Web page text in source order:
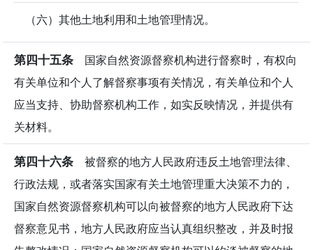
（六）其他土地利用和土地管理情况。
第四十五条 国家自然资源督察机构进行督察时，有权向
有关单位和个人了解督察事项有关情况，有关单位和个人
应当支持、协助督察机构工作，如实反映情况，并提供有
关材料。
第四十六条 被督察的地方人民政府违反土地管理法律、
行政法规，或者落实国家有关土地管理重大决策不力的，
国家自然资源督察机构可以向被督察的地方人民政府下达
督察意见书，地方人民政府应当认真组织整改，并及时报